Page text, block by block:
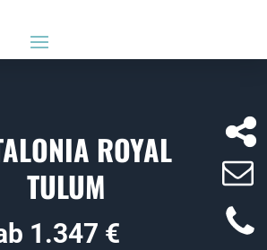
ROYAL
TULUM
1.347 €